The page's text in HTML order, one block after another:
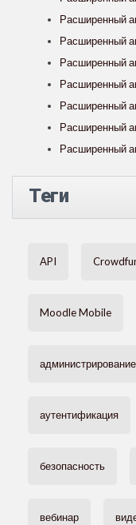
Расширенный
Расширенный
Расширенный
Расширенный
Расширенный
Расширенный
Расширенный
Теги
API
Moodle Mobile
администрирование
аутентификация
безопасность
вебинар